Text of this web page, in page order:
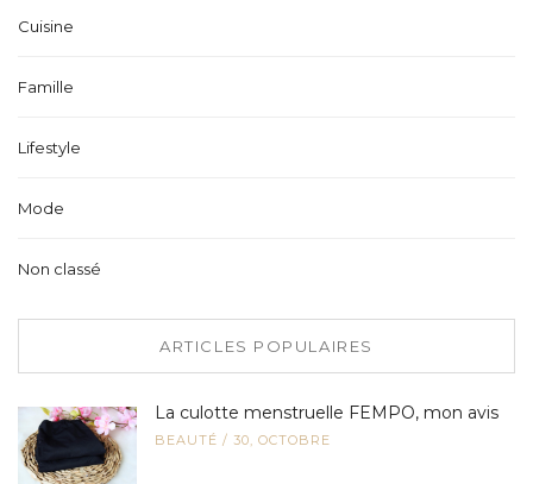
Cuisine
Famille
Lifestyle
Mode
Non classé
ARTICLES POPULAIRES
La culotte menstruelle FEMPO, mon avis
BEAUTÉ / 30, OCTOBRE